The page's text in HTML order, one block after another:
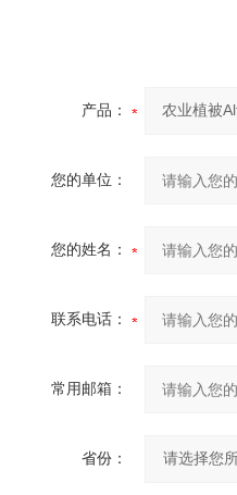
产品：
您的单位：
您的姓名：
联系电话：
常用邮箱：
省份：